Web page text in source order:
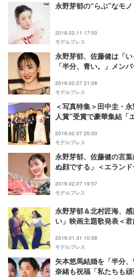
永野芽郁の“らぶ”なモ
2019.02.11 17:00
モデルプレス
永野芽郁、佐藤健は「
「半分、青い。」メン
2019.02.07 21:08
モデルプレス
＜写真特集＞田中圭・
人賞”受賞で豪華集結「
2019.02.07 20:00
モデルプレス
永野芽郁、佐藤健の言
ぬ顔でする」＜エランド
2019.02.07 19:57
モデルプレス
永野芽郁＆北村匠海、
い」映画主題歌発表＜
2019.01.31 10:58
モデルプレス
矢本悠馬結婚を「半分
奈緒も祝福「私たちも頑